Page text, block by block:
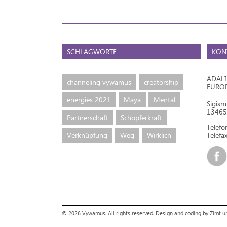
SCHLAGWORTE
channeling vywamus
creatorship
energies 2021
Maya
Mental
Partnerschaft
Schöpferkraft
Verknüpfung
Weg Wirklich
© 2026 Vywamus. All rights reserved. Design and coding by Zimt